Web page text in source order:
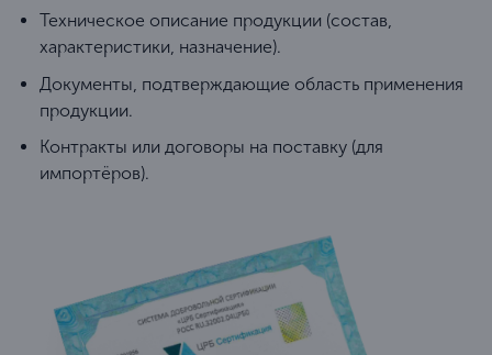
Техническое описание продукции (состав,
характеристики, назначение).
Документы, подтверждающие область применения
продукции.
Контракты или договоры на поставку (для
импортёров).